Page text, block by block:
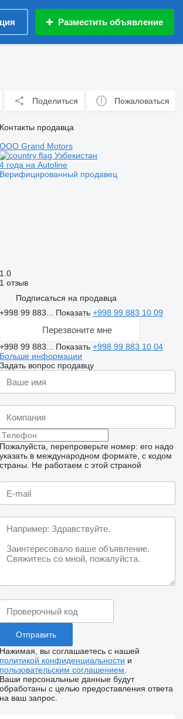
Разместить объявление
Поделиться Пожаловаться
Контакты продавца
OOO Grand Motors
Узбекистан
4 года на Autoline
Верифицированный продавец
1.0
1 отзыв
Подписаться на продавца
+998 99 883... Показать+998 99 883 10 09
Перезвоните мне
+998 99 883... Показать+998 99 883 10 04
Больше информации
Задать вопрос продавцу
Пожалуйста, перепроверьте номер: его надо
указать в международном формате, с кодом
страны.
Не работаем с этой страной
Нажимая, вы соглашаетесь с нашей
политикой конфиденциальности и
пользовательским соглашением
Ваши персональные данные будут
обработаны с целью предоставления ответа
на ваш запрос.